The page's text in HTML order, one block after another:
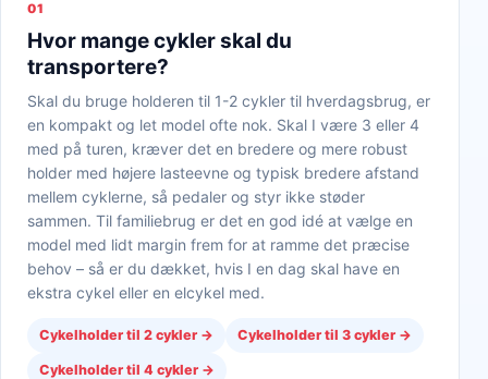
01
Hvor mange cykler skal du
transportere?
Skal du bruge holderen til 1-2 cykler til hverdagsbrug, er
en kompakt og let model ofte nok. Skal I være 3 eller 4
med på turen, kræver det en bredere og mere robust
holder med højere lasteevne og typisk bredere afstand
mellem cyklerne, så pedaler og styr ikke støder
sammen. Til familiebrug er det en god idé at vælge en
model med lidt margin frem for at ramme det præcise
behov – så er du dækket, hvis I en dag skal have en
ekstra cykel eller en elcykel med.
Cykelholder til 2 cykler → Cykelholder til 3 cykler →
Cykelholder til 4 cykler →